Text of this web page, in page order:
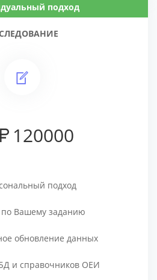
подход
120000
подход
по Вашему заданию
обновление данных
и cправочников ОЕИ